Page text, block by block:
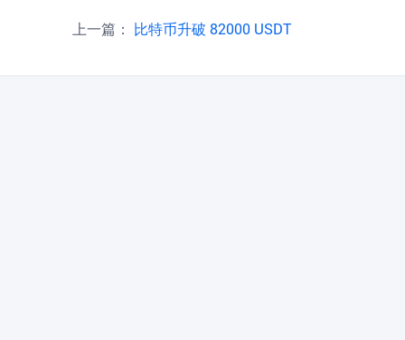
上一篇： 比特币升破 82000 USDT